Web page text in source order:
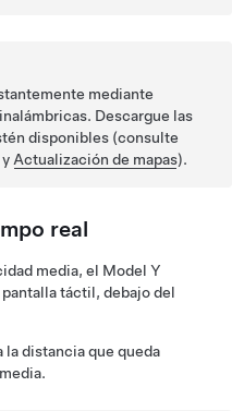
mediante
Descargue las
disponibles (consulte
y Actualización de mapas).
real
media, el Model Y
pantalla táctil, debajo del
la distancia que queda